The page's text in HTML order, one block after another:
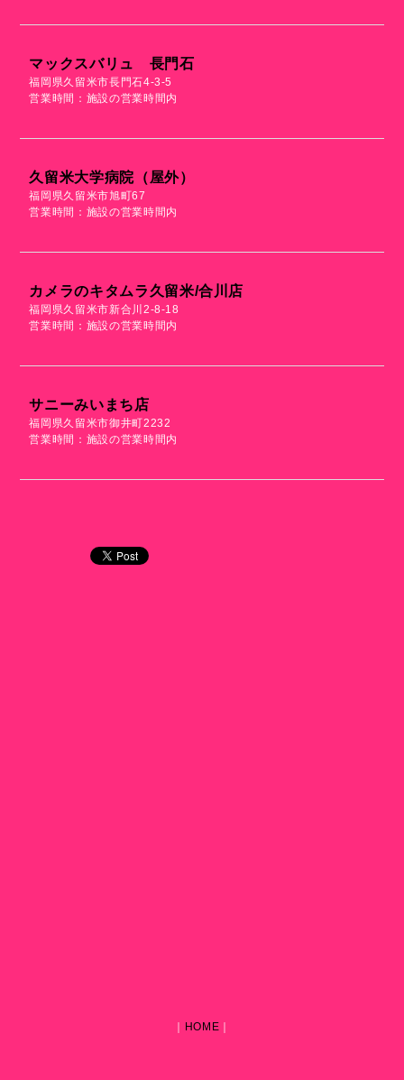
マックスバリュ 長門石
福岡県久留米市長門石4-3-5
営業時間：施設の営業時間内
久留米大学病院（屋外）
福岡県久留米市旭町67
営業時間：施設の営業時間内
カメラのキタムラ久留米/合川店
福岡県久留米市新合川2-8-18
営業時間：施設の営業時間内
サニーみいまち店
福岡県久留米市御井町2232
営業時間：施設の営業時間内
HOME